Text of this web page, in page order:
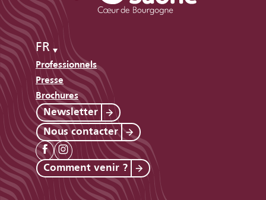
FR
Professionnels
Presse
Brochures
Newsletter
Nous contacter
Comment venir ?